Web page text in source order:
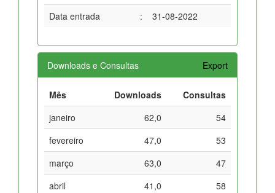
Data entrada
: 31-08-2022
Downloads e Consultas Export
Mês Downloads
Consultas
janeiro
62,0
54
fevereiro
47,0
53
março
63,0
47
abril
41,0
58